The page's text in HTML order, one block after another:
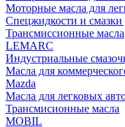
Моторные масла для
Спецжидкости и смазки
Трансмиссионные масла
LEMARC
Индустриальные
Масла для
Mazda
Масла для легковых
Трансмисионные масла
MOBIL